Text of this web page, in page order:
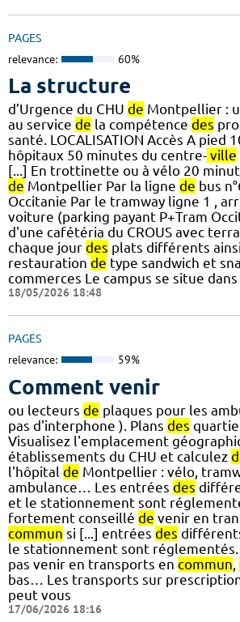
PAGES
relevance: 60%
La structure
d’Urgence du CHU de Montpellier :
au service de la compétence des
santé. LOCALISATION Accès A pied
hôpitaux 50 minutes du centre- ville
[...] En trottinette ou à vélo 20
de Montpellier Par la ligne de bus
Occitanie Par le tramway ligne 1 ,
voiture (parking payant P+Tram
d'une cafétéria du CROUS avec
chaque jour des plats différents
restauration de type sandwich et
commerces Le campus se situe
18/05/2026 18:48
PAGES
relevance: 59%
Comment venir
ou lecteurs de plaques pour les
pas d'interphone ). Plans des
Visualisez l'emplacement
établissements du CHU et calculez
l'hôpital de Montpellier : vélo,
ambulance… Les entrées des
et le stationnement sont
fortement conseillé de venir en
commun si [...] entrées des
le stationnement sont réglementés.
pas venir en transports en commun,
bas… Les transports sur
peut vous
17/06/2026 18:16